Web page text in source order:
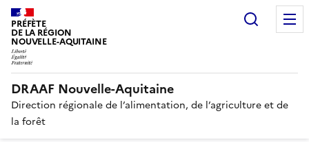
PRÉFÈTE
DE LA RÉGION
NOUVELLE-AQUITAINE
DRAAF Nouvelle-Aquitaine
Direction régionale de l’alimentation, de l’agriculture et de
la forêt